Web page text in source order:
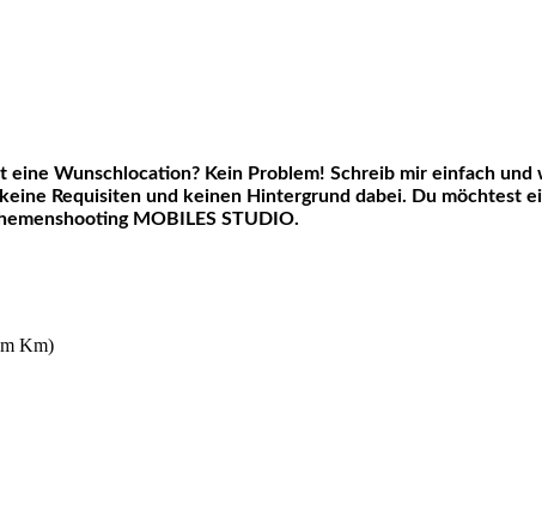
Wunschlocation? Kein Problem! Schreib mir einfach und
Requisiten und keinen Hintergrund dabei. Du möchtest
MOBILES STUDIO.
Km)